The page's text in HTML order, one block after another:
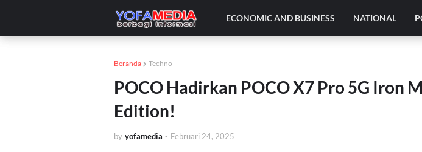
ECONOMIC AND BUSINESS NATIONAL
Beranda Techno
POCO Hadirkan POCO X7 Pro 5G Iron
Edition!
by yofamedia - Februari 24, 2025